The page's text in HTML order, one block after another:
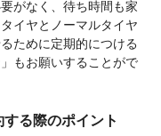
がなく、待ち時間も家
イヤとノーマルタイヤ
ために定期的につける
もお願いすることがで
る際のポイント